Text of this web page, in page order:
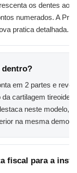
os dentes ao
numerados. A
pratica detalhada.
dentro?
em 2 partes e
cartilagem tireoidea
neste modelo,
na mesma
fiscal para a